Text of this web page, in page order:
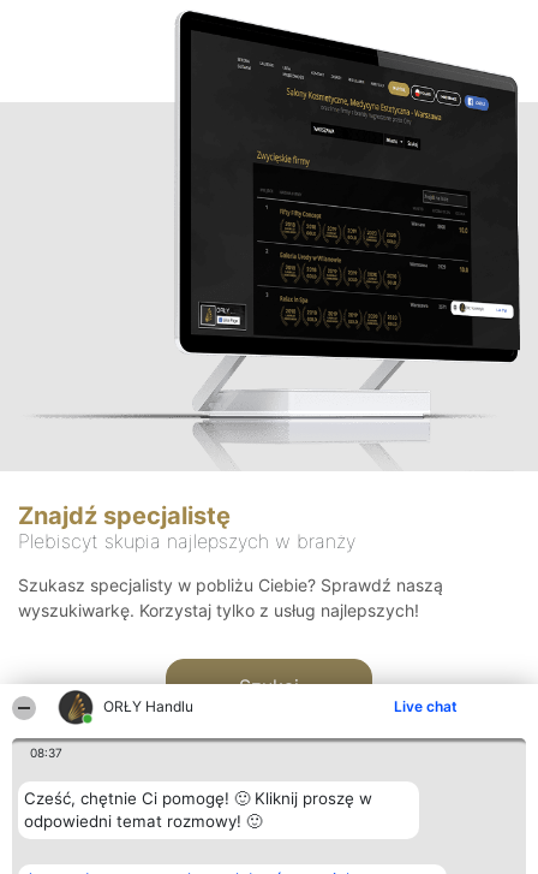
ORŁY Handlu Live chat
08:37
Cześć, chętnie Ci pomogę! 🙂 Kliknij proszę w
odpowiedni temat rozmowy! 🙂
Znajdź specjalistę
Plebiscyt skupia najlepszych w branży
Szukasz specjalisty w pobliżu Ciebie? Sprawdź naszą
wyszukiwarkę. Korzystaj tylko z usług najlepszych!
Szukaj
Organizator plebiscytu Plebiscyt Kontakt